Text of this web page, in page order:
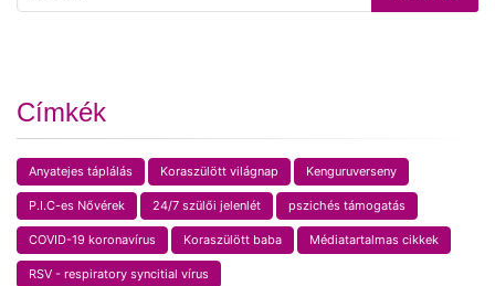
Címkék
Anyatejes táplálás Koraszülött világnap Kenguruverseny
P.I.C-es Nővérek 24/7 szülői jelenlét pszichés támogatás
COVID-19 koronavírus Koraszülött baba Médiatartalmas cikkek
RSV - respiratory syncitial vírus